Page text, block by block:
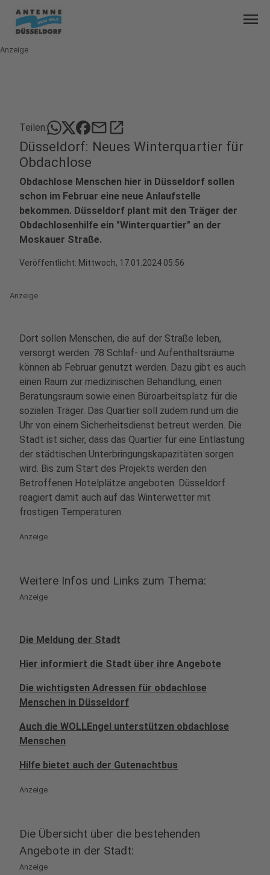
menu
Anzeige
Teilen: mailopen_in_new
Düsseldorf: Neues Winterquartier für
Obdachlose
Obdachlose Menschen hier in Düsseldorf sollen
schon im Februar eine neue Anlaufstelle
bekommen. Düsseldorf plant mit den Träger der
Obdachlosenhilfe ein "Winterquartier" an der
Moskauer Straße.
Veröffentlicht: Mittwoch, 17.01.2024 05:56
Anzeige
Dort sollen Menschen, die auf der Straße leben,
versorgt werden. 78 Schlaf- und Aufenthaltsräume
können ab Februar genutzt werden. Dazu gibt es auch
einen Raum zur medizinischen Behandlung, einen
Beratungsraum sowie einen Büroarbeitsplatz für die
sozialen Träger. Das Quartier soll zudem rund um die
Uhr von einem Sicherheitsdienst betreut werden. Die
Stadt ist sicher, dass das Quartier für eine Entlastung
der städtischen Unterbringungskapazitäten sorgen
wird. Bis zum Start des Projekts werden den
Betroffenen Hotelplätze angeboten. Düsseldorf
reagiert damit auch auf das Winterwetter mit
frostigen Temperaturen.
Anzeige
Weitere Infos und Links zum Thema:
Anzeige
Die Meldung der Stadt
Hier informiert die Stadt über ihre Angebote
Die wichtigsten Adressen für obdachlose
Menschen in Düsseldorf
Auch die WOLLEngel unterstützen obdachlose
Menschen
Hilfe bietet auch der Gutenachtbus
Anzeige
Die Übersicht über die bestehenden
Angebote in der Stadt:
Anzeige